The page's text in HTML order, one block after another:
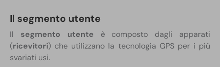
Il segmento utente
Il segmento utente è composto dagli apparati
(ricevitori) che utilizzano la tecnologia GPS per i più
svariati usi.